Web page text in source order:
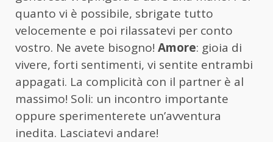
quanto vi è possibile, sbrigate tutto
velocemente e poi rilassatevi per conto
vostro. Ne avete bisogno! Amore: gioia di
vivere, forti sentimenti, vi sentite entrambi
appagati. La complicità con il partner è al
massimo! Soli: un incontro importante
oppure sperimenterete un’avventura
inedita. Lasciatevi andare!